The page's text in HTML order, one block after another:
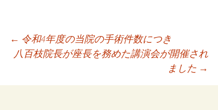
投
← 令和4年度の当院の手術件数につき
八百枝院長が座長を務めた講演会が開催され
ました →